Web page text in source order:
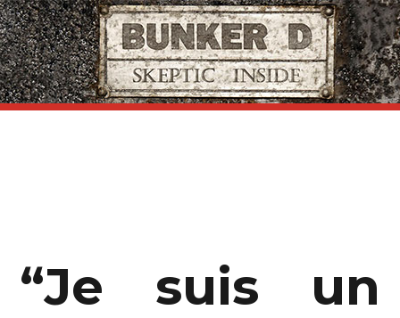
“Je suis un